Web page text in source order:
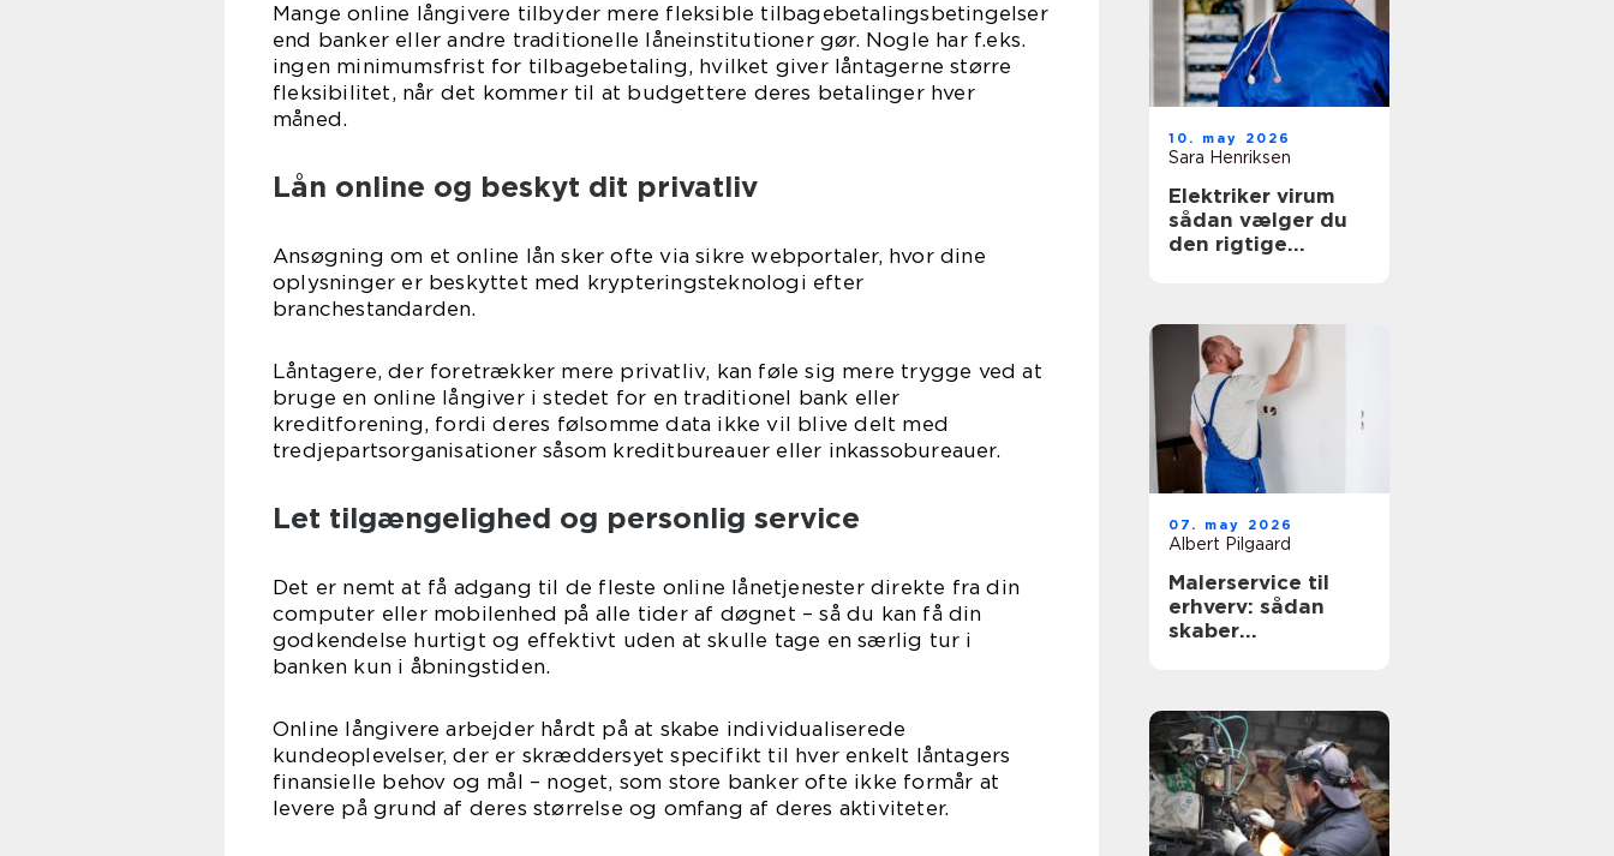
Mange online långivere tilbyder mere fleksible tilbagebetalingsbetingelser
end banker eller andre traditionelle låneinstitutioner gør. Nogle har f.eks.
ingen minimumsfrist for tilbagebetaling, hvilket giver låntagerne større
fleksibilitet, når det kommer til at budgettere deres betalinger hver
måned.
Lån online og beskyt dit privatliv
Ansøgning om et online lån sker ofte via sikre webportaler, hvor dine
oplysninger er beskyttet med krypteringsteknologi efter
branchestandarden.
Låntagere, der foretrækker mere privatliv, kan føle sig mere trygge ved at
bruge en online långiver i stedet for en traditionel bank eller
kreditforening, fordi deres følsomme data ikke vil blive delt med
tredjepartsorganisationer såsom kreditbureauer eller inkassobureauer.
Let tilgængelighed og personlig service
Det er nemt at få adgang til de fleste online lånetjenester direkte fra din
computer eller mobilenhed på alle tider af døgnet – så du kan få din
godkendelse hurtigt og effektivt uden at skulle tage en særlig tur i
banken kun i åbningstiden.
Online långivere arbejder hårdt på at skabe individualiserede
kundeoplevelser, der er skræddersyet specifikt til hver enkelt låntagers
finansielle behov og mål – noget, som store banker ofte ikke formår at
levere på grund af deres størrelse og omfang af deres aktiviteter.
10. may 2026
Sara Henriksen
Elektriker virum
sådan vælger du
den rigtige
07. may 2026
Albert Pilgaard
Malerservice til
erhverv: sådan
skaber
virksomheder